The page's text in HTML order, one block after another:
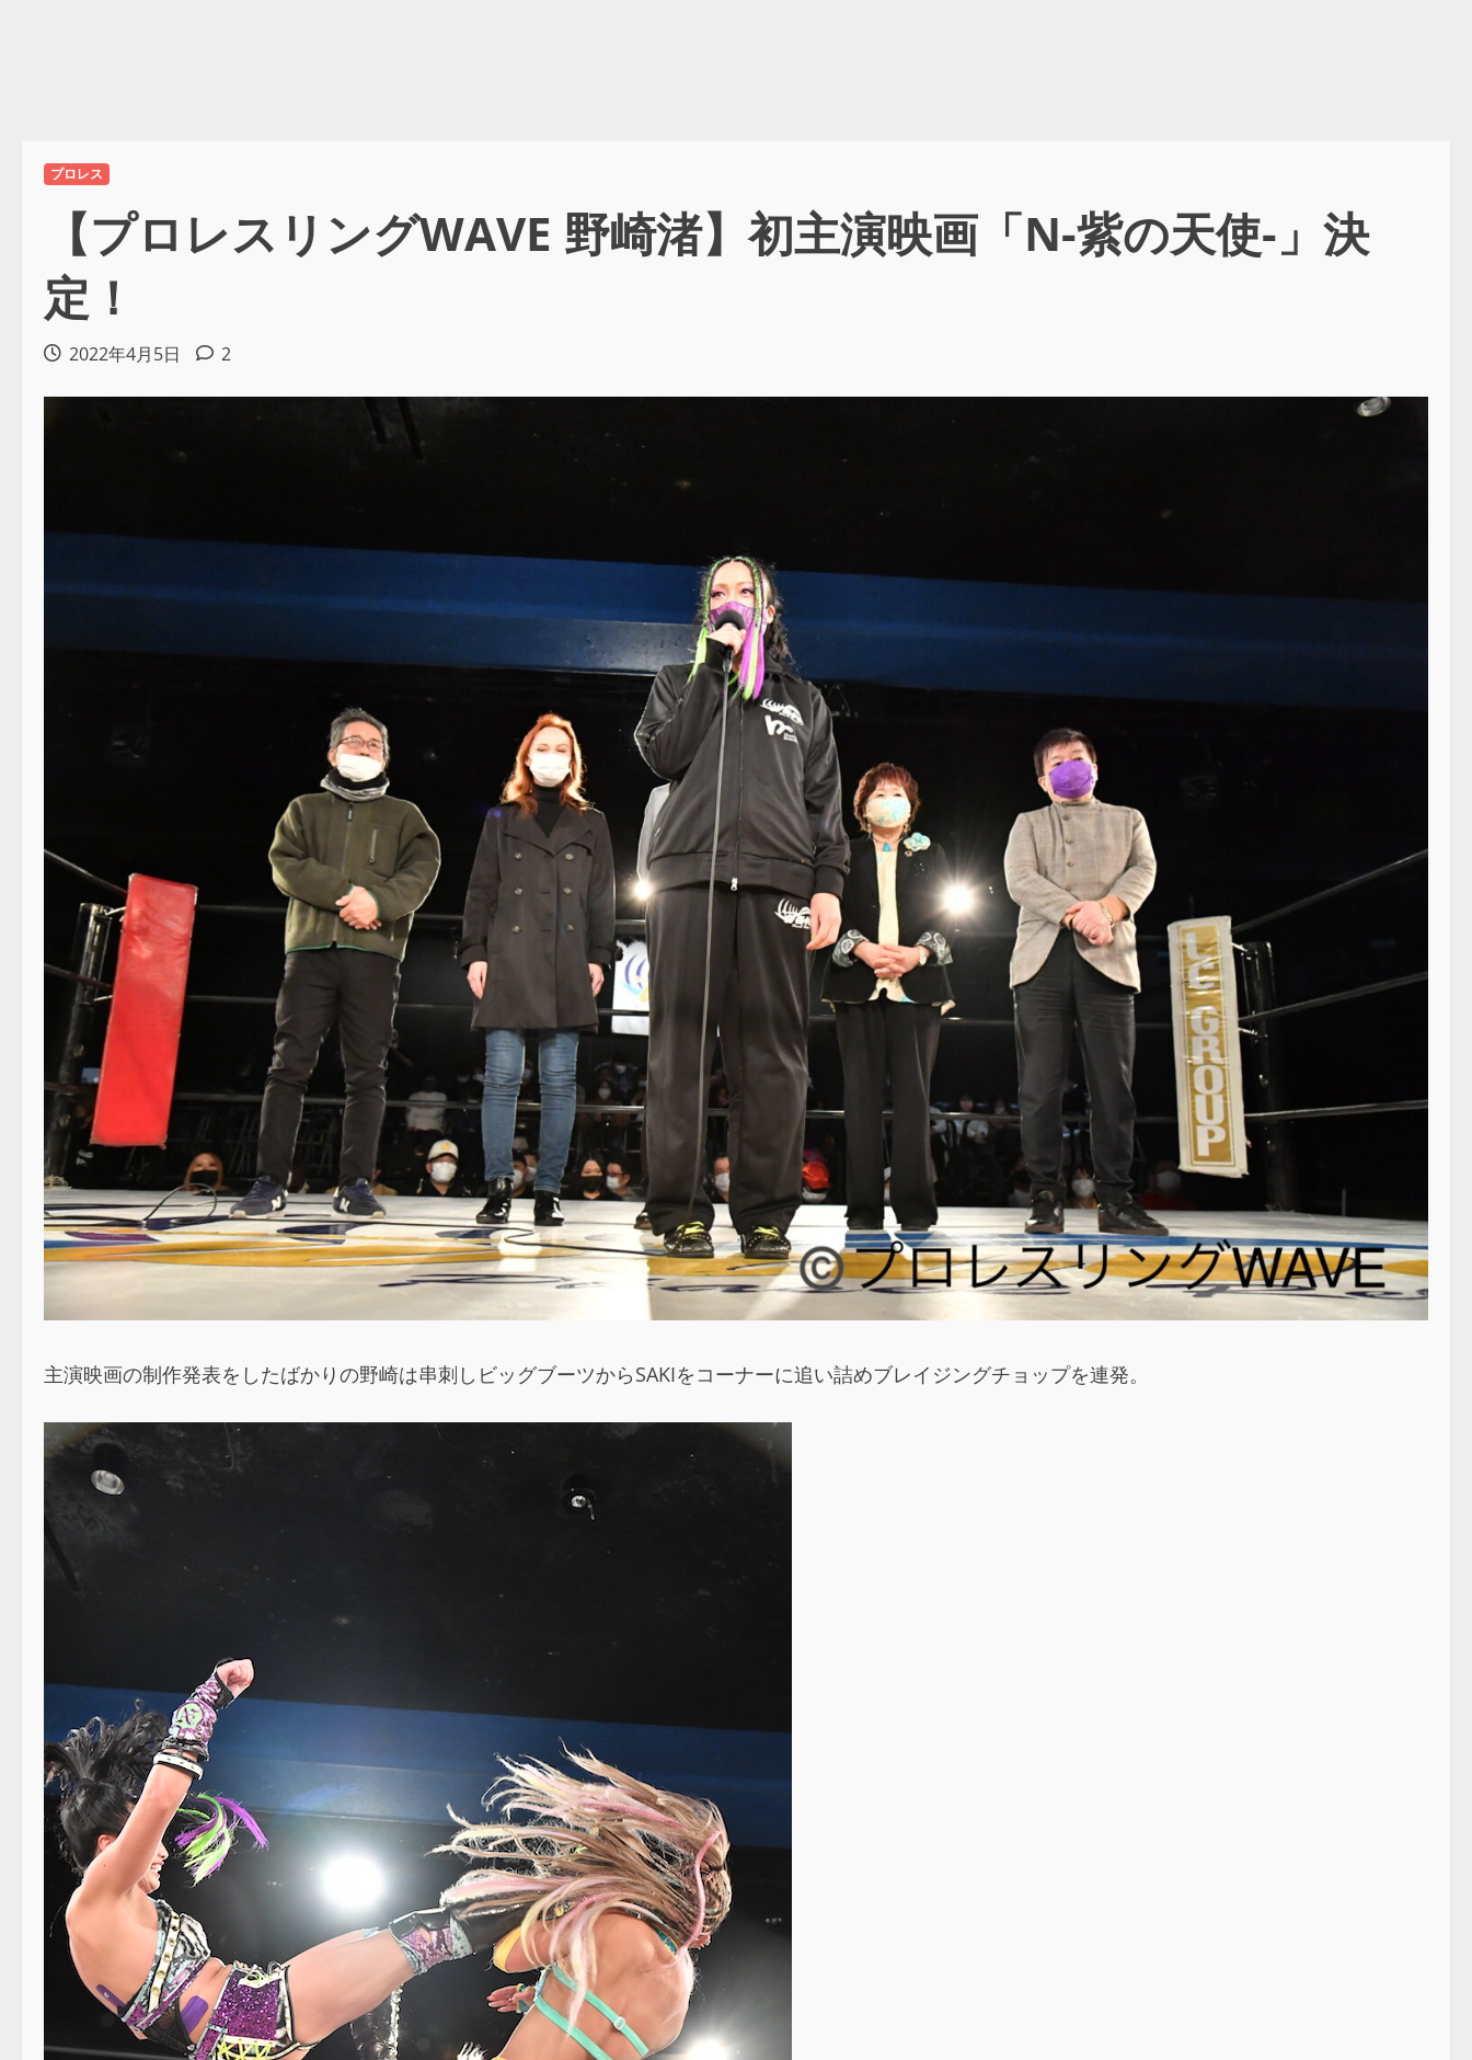
プロレス
【プロレスリングWAVE 野崎渚】初主演映画「N-紫の天使-」決
定！
2022年4月5日 2
主演映画の制作発表をしたばかりの野崎は串刺しビッグブーツからSAKIをコーナーに追い詰めブレイジングチョップを連発。